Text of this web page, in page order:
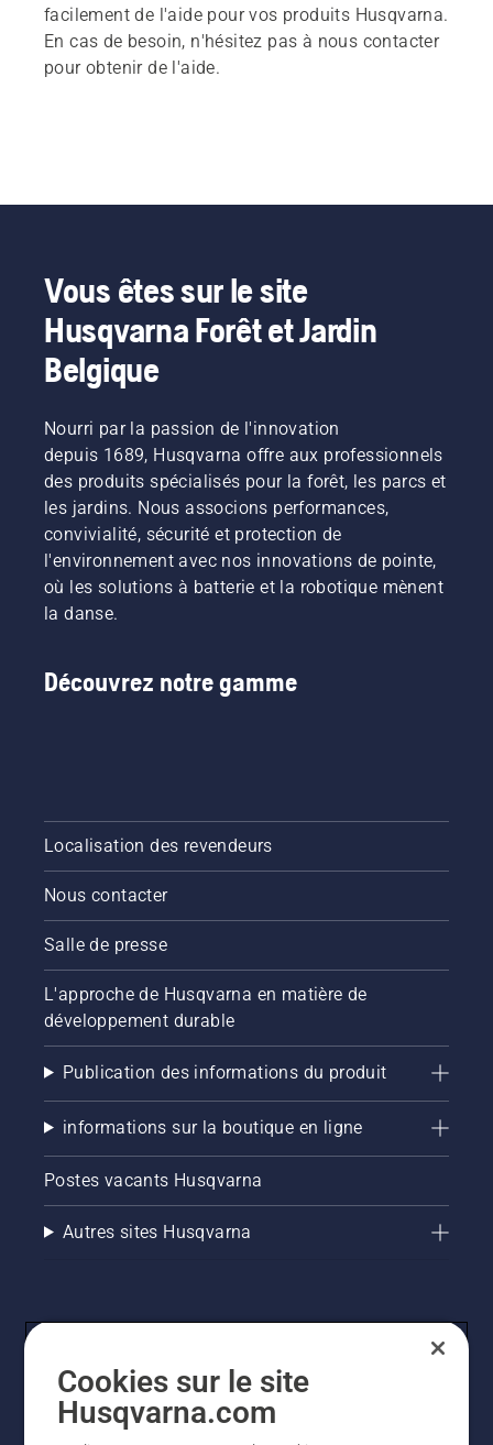
facilement de l'aide pour vos produits Husqvarna.
En cas de besoin, n'hésitez pas à nous contacter
pour obtenir de l'aide.
Vous êtes sur le site
Husqvarna Forêt et Jardin
Belgique
Nourri par la passion de l'innovation
depuis 1689, Husqvarna offre aux professionnels
des produits spécialisés pour la forêt, les parcs et
les jardins. Nous associons performances,
convivialité, sécurité et protection de
l'environnement avec nos innovations de pointe,
où les solutions à batterie et la robotique mènent
la danse.
Découvrez notre gamme
Localisation des revendeurs
Nous contacter
Salle de presse
L'approche de Husqvarna en matière de
développement durable
Publication des informations du produit
informations sur la boutique en ligne
Postes vacants Husqvarna
Autres sites Husqvarna
Cookies sur le site
Husqvarna.com